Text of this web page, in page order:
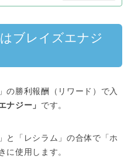
ブレイズエナジ
の勝利報酬（リワード）で入
ナジー」 です。
と「レシラム」の合体で「ホ
に使用します。